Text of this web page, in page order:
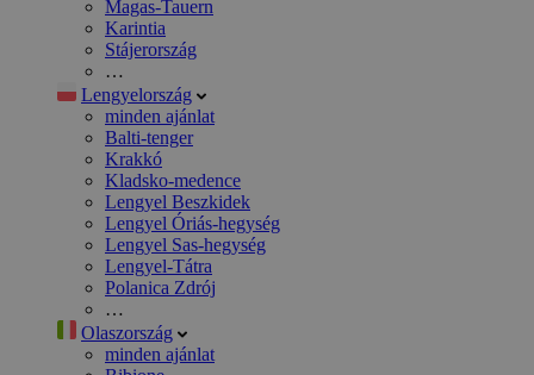
Magas-Tauern
Karintia
Stájerország
…
Lengyelország
minden ajánlat
Balti-tenger
Krakkó
Kladsko-medence
Lengyel Beszkidek
Lengyel Óriás-hegység
Lengyel Sas-hegység
Lengyel-Tátra
Polanica Zdrój
…
Olaszország
minden ajánlat